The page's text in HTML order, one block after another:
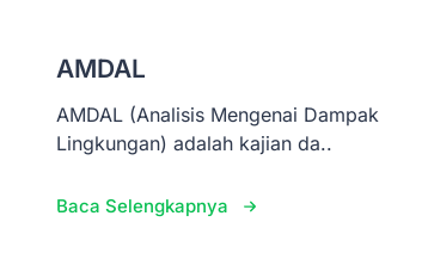
AMDAL
AMDAL (Analisis Mengenai Dampak
Lingkungan) adalah kajian da..
Baca Selengkapnya